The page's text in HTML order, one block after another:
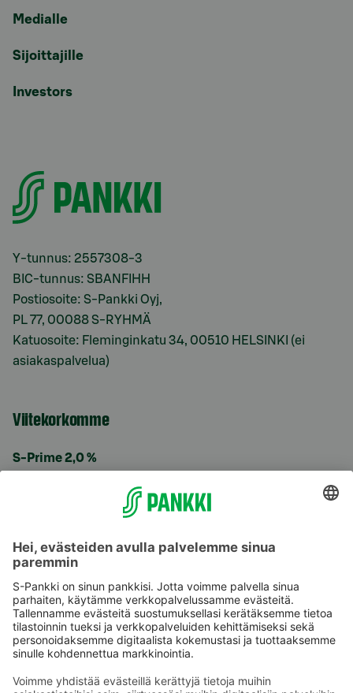
Medialle
Sijoittajille
Investors
Y-tunnus: 2557308-3
BIC-tunnus: SBANFIHH
Postiosoite: S-Pankki Oyj,
PL 77, 00088 S-RYHMÄ
Katuosoite: Fleminginkatu 34, 00510 HELSINKI (ei
asiakaspalvelua)
Viitekorkomme
S-Prime 2,0 %
Käyttöehdot